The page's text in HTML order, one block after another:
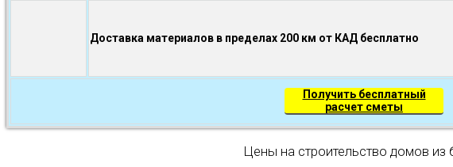
Доставка материалов в пределах 200 км от КАД бесплатно
Получить бесплатный
расчет сметы
Цены на строительство домов из